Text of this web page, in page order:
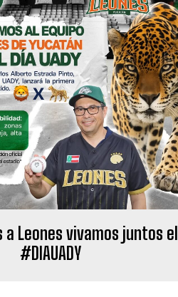
a Leones vivamos juntos el
#DIAUADY